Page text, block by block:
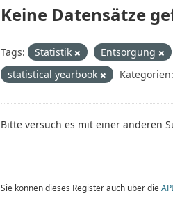
Keine Datensätze
Tags: Statistik Entsorgung
statistical yearbook
Kategorien:
Bitte versuch es mit einer anderen
Sie können dieses Register auch über die